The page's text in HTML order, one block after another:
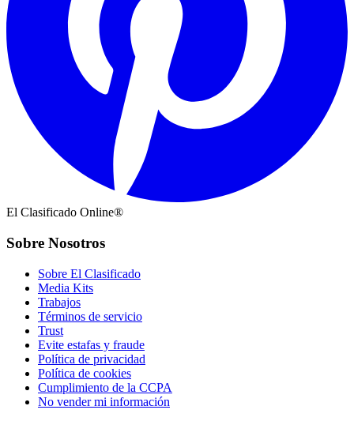
El Clasificado Online®
Sobre Nosotros
Sobre El Clasificado
Media Kits
Trabajos
Términos de servicio
Trust
Evite estafas y fraude
Política de privacidad
Política de cookies
Cumplimiento de la CCPA
No vender mi información